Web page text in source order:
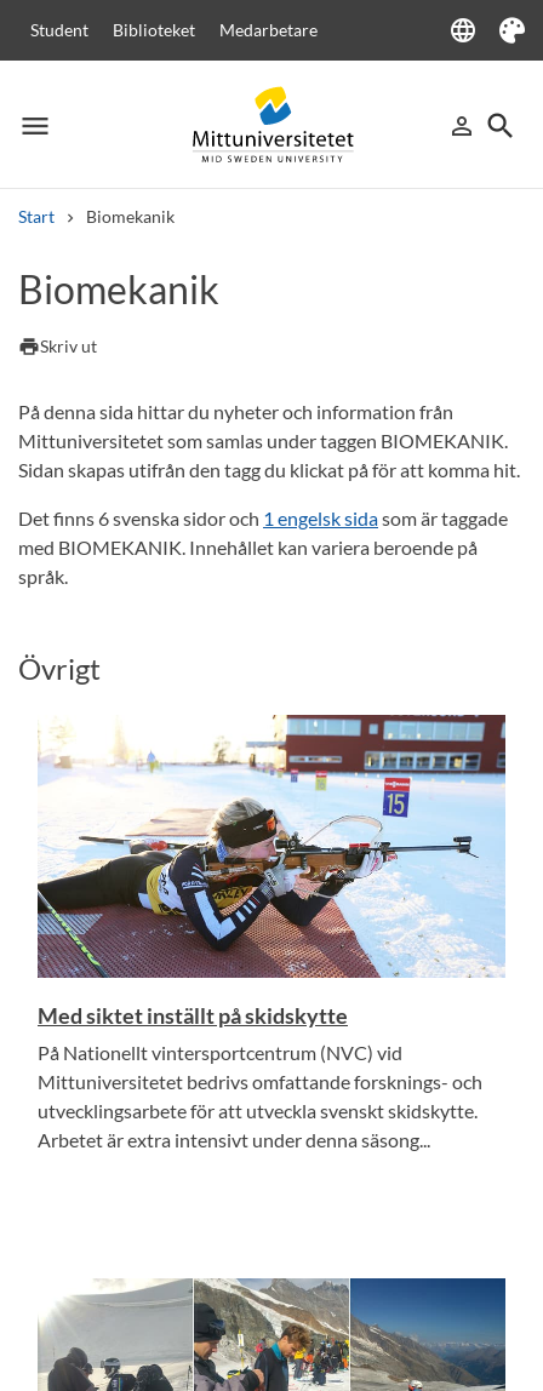
Student Biblioteket Medarbetare language
Language
Tema
menu
Meny person_outline
Logga in
search
Sök
Start Biomekanik
Andra söktjänster
Kurser och program
Biomekanik
printSkriv ut
På denna sida hittar du nyheter och information från
Mittuniversitetet som samlas under taggen BIOMEKANIK.
Sidan skapas utifrån den tagg du klickat på för att komma hit.
Det finns 6 svenska sidor och 1 engelsk sidasom är taggade
med BIOMEKANIK. Innehållet kan variera beroende på
språk.
Övrigt
Med siktet inställt på skidskytte
På Nationellt vintersportcentrum (NVC) vid
Mittuniversitetet bedrivs omfattande forsknings- och
utvecklingsarbete för att utveckla svenskt skidskytte.
Arbetet är extra intensivt under denna säsong...